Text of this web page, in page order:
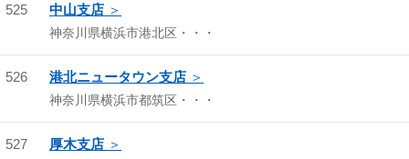
525 中山支店
神奈川県横浜市港北区・・・
526 港北ニュータウン支店
神奈川県横浜市都筑区・・・
527 厚木支店